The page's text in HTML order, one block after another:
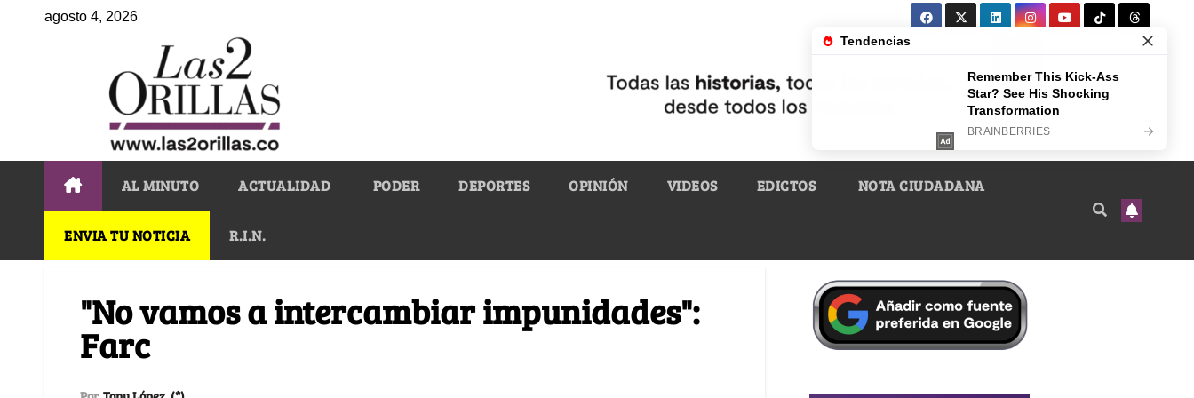
agosto 4, 2026
AL MINUTO ACTUALIDAD PODER DEPORTES OPINIÓN VIDEOS EDICTOS NOTA CIUDADANA
ENVIA TU NOTICIA R.I.N.
"No vamos a intercambiar impunidades":
Farc